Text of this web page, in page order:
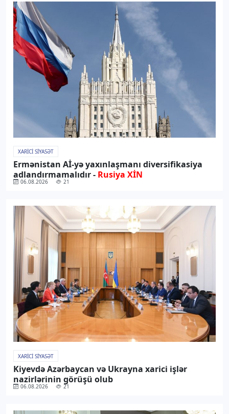
XARICI SIYASƏT
Ermənistan Aİ-yə yaxınlaşmanı diversifikasiya
adlandırmamalıdır - Rusiya XİN
06.08.2026 21
XARICI SIYASƏT
Kiyevdə Azərbaycan və Ukrayna xarici işlər
nazirlərinin görüşü olub
06.08.2026 21